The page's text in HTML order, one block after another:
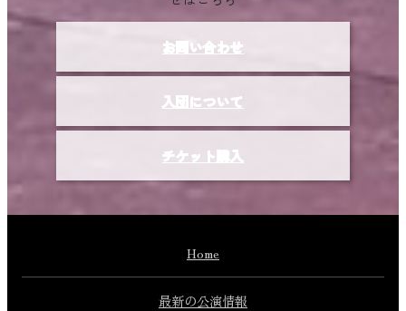
お問い合わせ
入団について
チケット購入
Home
最新の公演情報